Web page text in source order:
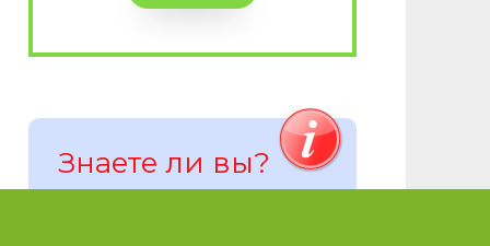
Знаете ли вы?